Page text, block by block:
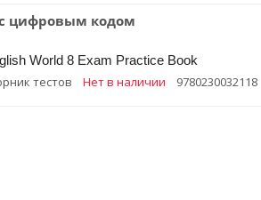
цифровым кодом
World 8 Exam Practice Book
тестов Нет в наличии 9780230032118